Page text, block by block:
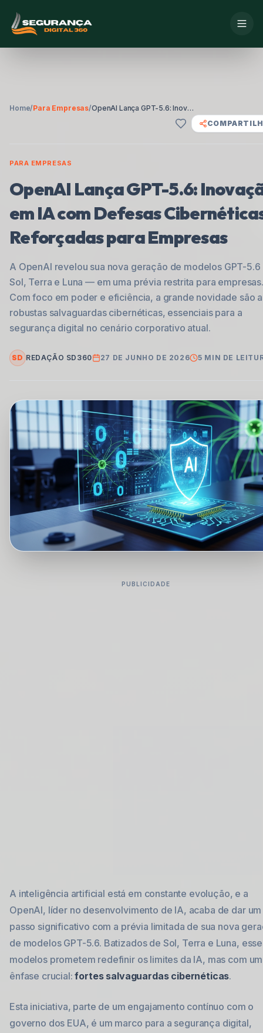
Home/Para Empresas/
OpenAI Lança GPT-5.6: Inovação em IA com Defesas Cibernéticas Reforçadas para Empresas
PARA EMPRESAS
OpenAI Lança GPT-5.6:
em IA com Defesas
Reforçadas para Empresas
A OpenAI revelou sua nova geração de modelos GPT-
Sol, Terra e Luna — em uma prévia restrita para empresas.
Com foco em poder e eficiência, a grande novidade são
robustas salvaguardas cibernéticas, essenciais para a
segurança digital no cenário corporativo atual.
SD REDAÇÃO SD360 27 DE JUNHO DE 2026 5 MIN DE
PUBLICIDADE
A inteligência artificial está em constante evolução, e a
OpenAI, líder no desenvolvimento de IA, acaba de dar um
passo significativo com a prévia limitada de sua nova
de modelos GPT-5.6. Batizados de Sol, Terra e Luna,
modelos prometem redefinir os limites da IA, mas com
ênfase crucial:fortes salvaguardas cibernéticas.
Esta iniciativa, parte de um engajamento contínuo com o
governo dos EUA, é um marco para a segurança digital,